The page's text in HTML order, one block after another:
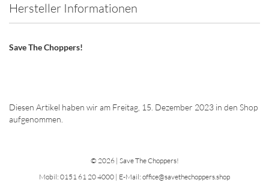
Hersteller Informationen
Save The Choppers!
Diesen Artikel haben wir am Freitag, 15. Dezember 2023 in den Shop
aufgenommen.
© 2026 | Save The Choppers!
Mobil: 0151 61 20 4000 | E-Mail: office@savethechoppers.shop